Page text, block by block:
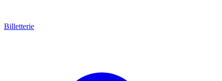
Billetterie